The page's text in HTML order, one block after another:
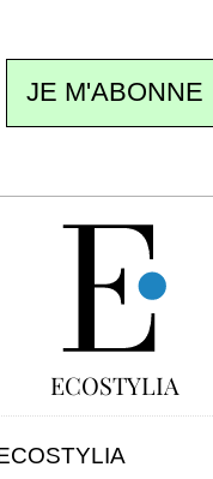
JE M'ABONNE
ECOSTYLIA